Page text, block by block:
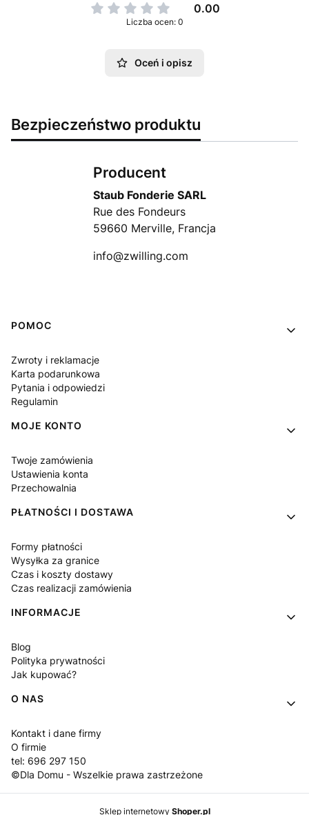
0.00
Liczba ocen: 0
Oceń i opisz
Bezpieczeństwo produktu
Producent
Staub Fonderie SARL
Rue des Fondeurs
59660 Merville, Francja
info@zwilling.com
Linki w stopce
POMOC
Zwroty i reklamacje
Karta podarunkowa
Pytania i odpowiedzi
Regulamin
MOJE KONTO
Twoje zamówienia
Ustawienia konta
Przechowalnia
PŁATNOŚCI I DOSTAWA
Formy płatności
Wysyłka za granice
Czas i koszty dostawy
Czas realizacji zamówienia
INFORMACJE
Blog
Polityka prywatności
Jak kupować?
O NAS
Kontakt i dane firmy
O firmie
tel: 696 297 150
©Dla Domu - Wszelkie prawa zastrzeżone
Sklep internetowy Shoper.pl